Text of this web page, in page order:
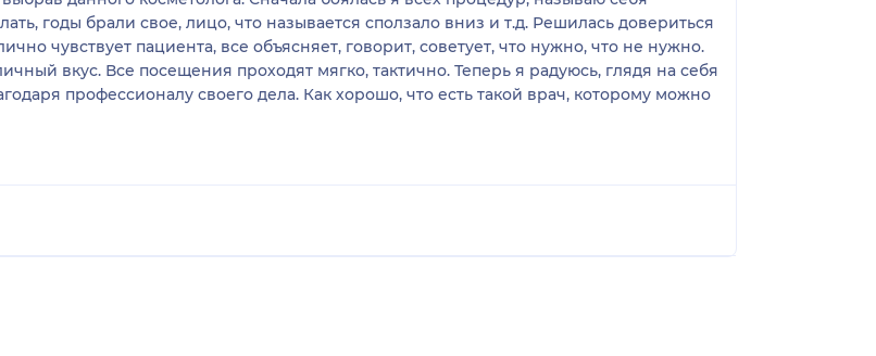
годы брали свое, лицо, что называется сползало вниз и т.д. Решилась довериться
чувствует пациента, все объясняет, говорит, советует, что нужно, что не нужно.
вкус. Все посещения проходят мягко, тактично. Теперь я радуюсь, глядя на себя
профессионалу своего дела. Как хорошо, что есть такой врач, которому можно